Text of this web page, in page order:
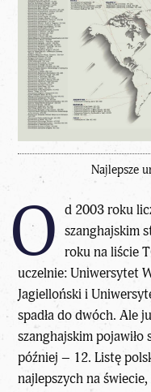
Najlepsze
O d 2003 roku
szanghajskim
roku na liście
uczelnie: Uniwersytet
Jagielloński i
spadła do dwóch. Ale
szanghajskim pojawiło
później – 12. Listę
najlepszych na